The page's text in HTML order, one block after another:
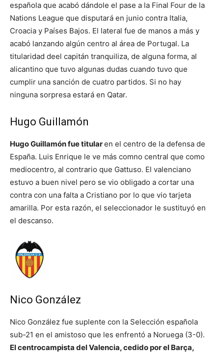
española que acabó dándole el pase a la Final Four de la
Nations League que disputará en junio contra Italia,
Croacia y Países Bajos. El lateral fue de manos a más y
acabó lanzando algún centro al área de Portugal. La
titularidad deel capitán tranquiliza, de alguna forma, al
alicantino que tuvo algunas dudas cuando tuvo que
cumplir una sanción de cuatro partidos. Si no hay
ninguna sorpresa estará en Qatar.
Hugo Guillamón
Hugo Guillamón fue titularen el centro de la defensa de
España. Luis Enrique le ve más comno central que como
mediocentro, al contrario que Gattuso. El valenciano
estuvo a buen nivel pero se vio obligado a cortar una
contra con una falta a Cristiano por lo que vio tarjeta
amarilla. Por esta razón, el seleccionador le sustituyó en
el descanso.
Nico González
Nico González fue suplente con la Selección española
sub-21 en el amistoso que les enfrentó a Noruega (3-0).
El centrocampista del Valencia, cedido por el Barça,